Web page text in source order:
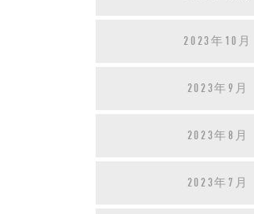
2023年10月
2023年9月
2023年8月
2023年7月